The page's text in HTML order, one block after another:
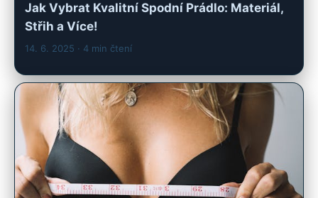
Jak Vybrat Kvalitní Spodní Prádlo: Materiál,
Střih a Více!
14. 6. 2025 · 4 min čtení